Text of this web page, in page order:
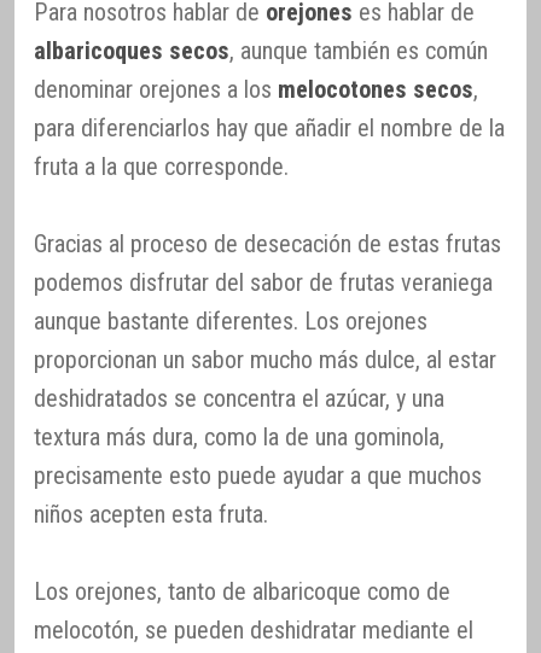
Para nosotros hablar de orejones es hablar de
albaricoques secos, aunque también es común
denominar orejones a los melocotones secos,
para diferenciarlos hay que añadir el nombre de la
fruta a la que corresponde.
Gracias al proceso de desecación de estas frutas
podemos disfrutar del sabor de frutas veraniega
aunque bastante diferentes. Los orejones
proporcionan un sabor mucho más dulce, al estar
deshidratados se concentra el azúcar, y una
textura más dura, como la de una gominola,
precisamente esto puede ayudar a que muchos
niños acepten esta fruta.
Los orejones, tanto de albaricoque como de
melocotón, se pueden deshidratar mediante el